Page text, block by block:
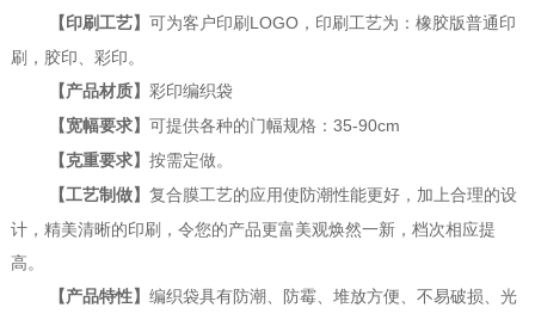
【印刷工艺】 可为客户印刷LOGO，印刷工艺为：橡胶版普通印
刷，胶印、彩印。
【产品材质】 彩印编织袋
【宽幅要求】 可提供各种的门幅规格：35-90cm
【克重要求】 按需定做。
【工艺制做】 复合膜工艺的应用使防潮性能更好，加上合理的设
计，精美清晰的印刷，令您的产品更富美观焕然一新，档次相应提
高。
【产品特性】 编织袋具有防潮、防霉、堆放方便、不易破损、光